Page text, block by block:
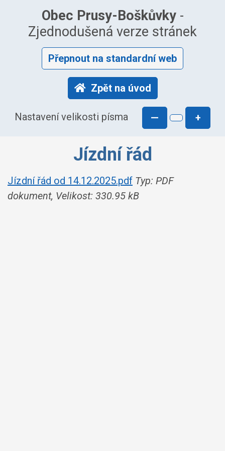
Obec Prusy-Boškůvky-
Zjednodušená verze stránek
Přepnout na standardní web
Zpět na úvod
Nastavení velikosti písma — +
Jízdní řád
Jízdní řád od 14.12.2025.pdf Typ: PDF
dokument, Velikost: 330.95 kB